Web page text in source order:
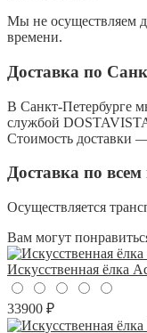
Мы не осуществляем
времени.
Доставка по
В Санкт-Петербурге
службой
Стоимость доставки
Доставка по
Осуществляется
Вам могут
Искусственная ёлка
33900 ₽